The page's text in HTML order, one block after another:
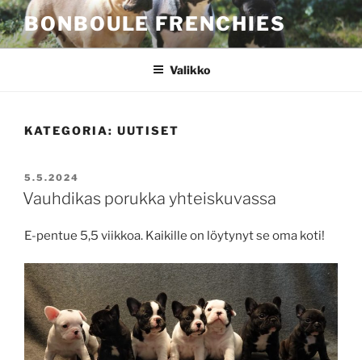
Siirry
sisältöönBONBOULE FRENCHIES
Valikko
KATEGORIA: UUTISET
JULKAISTU
5.5.2024
Vauhdikas porukka yhteiskuvassa
E-pentue 5,5 viikkoa. Kaikille on löytynyt se oma koti!